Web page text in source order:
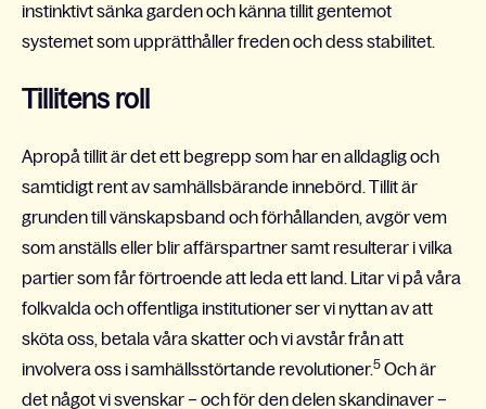
instinktivt sänka garden och känna tillit gentemot
systemet som upprätthåller freden och dess stabilitet.
Tillitens roll
Apropå tillit är det ett begrepp som har en alldaglig och
samtidigt rent av samhällsbärande innebörd. Tillit är
grunden till vänskapsband och förhållanden, avgör vem
som anställs eller blir affärspartner samt resulterar i vilka
partier som får förtroende att leda ett land. Litar vi på våra
folkvalda och offentliga institutioner ser vi nyttan av att
sköta oss, betala våra skatter och vi avstår från att
involvera oss i samhällsstörtande revolutioner.5 Och är
det något vi svenskar – och för den delen skandinaver –